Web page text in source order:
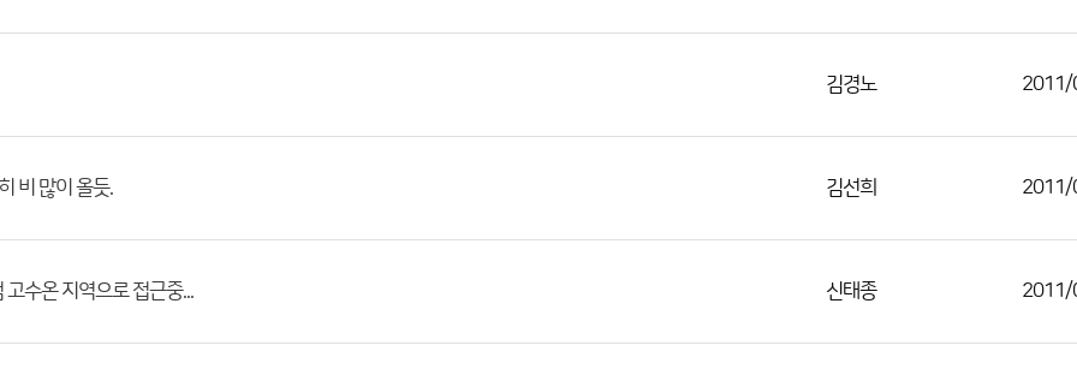
김경노 2011/
비 많이 올듯. 김선희 2011/
고수온 지역으로 접근중... 신태종 2011/